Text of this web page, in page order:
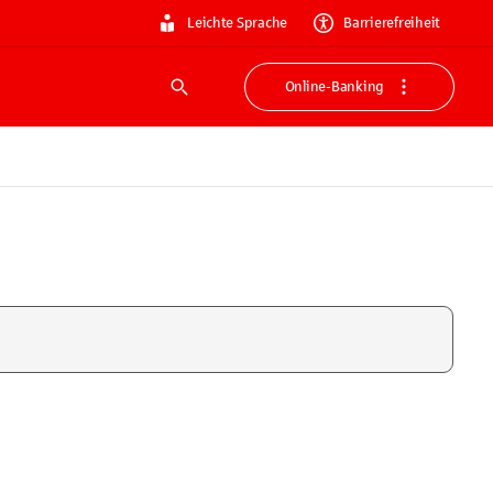
Leichte Sprache Barrierefreiheit
Suche
Online-Banking